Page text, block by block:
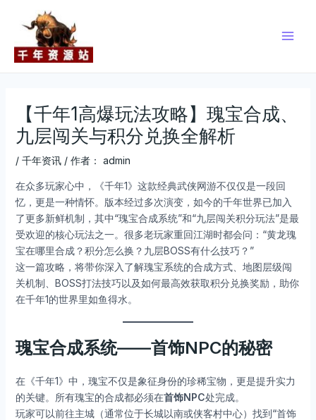
【千年1高爆玩法攻略】瑰宝合成、
九层闯关与积分兑换全解析
/ 千年资讯/ 作者： admin
在众多玩家心中，《千年1》这款经典武侠网游不仅仅是一段回
忆，更是一种情怀。版本经过多次演变，如今的千年世界已加入
了更多新鲜机制，其中“瑰宝合成系统”和“九层闯关积分玩法”是最
受欢迎的核心玩法之一。很多老玩家重回江湖时都会问：“黄龙瑰
宝在哪里合成？积分怎么换？九层BOSS有什么技巧？”
这一篇攻略，将带你深入了解瑰宝系统的合成方式、地图层级闯
关机制、BOSS打法技巧以及如何最高效获取积分兑换奖励，助你
在千年1的世界里如鱼得水。
瑰宝合成系统——首饰NPC的秘密
在《千年1》中，瑰宝不仅是象征身份的珍稀宝物，更是提升实力
的关键。所有瑰宝的合成都必须在首饰NPC处完成。
玩家可以前往主城（通常位于长城以南或侠客村中心）找到“首饰
navigation